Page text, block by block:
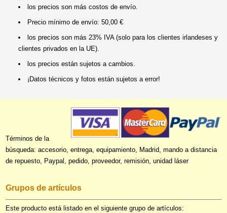
los precios son más costos de envío.
Precio mínimo de envío: 50,00 €
los precios son más 23% IVA (solo para los clientes irlandeses y
clientes privados en la UE).
los precios están sujetos a cambios.
¡Datos técnicos y fotos están sujetos a error!
Términos de la
búsqueda: accesorio, entrega, equipamiento, Madrid, mando a distancia
de repuesto, Paypal, pedido, proveedor, remisión, unidad láser
Grupos de artículos
Este producto está listado en el siguiente grupo de artículos: